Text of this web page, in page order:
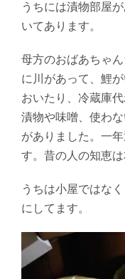
うちには漬物部屋
いてあります。
母方のおばあちゃん
に川があって、鯉
おいたり、冷蔵庫
漬物や味噌、使わ
がありました。一
す。昔の人の知恵
うちは小屋ではな
にしてます。